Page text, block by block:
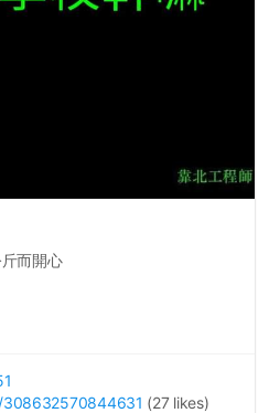
而開心
/308632570844631 (27 likes)